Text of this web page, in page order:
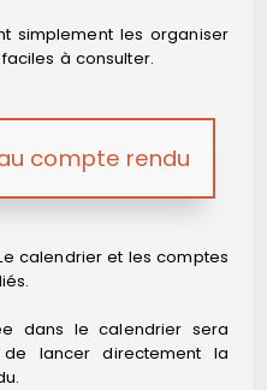
simplement les organiser
à consulter.
compte rendu
calendrier et les comptes
dans le calendrier sera
lancer directement la